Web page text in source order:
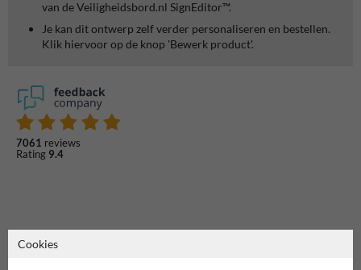
van de Veiligheidsbord.nl SignEditor™.
Je kan dit ontwerp zelf verder personaliseren en bestellen.
Klik hiervoor op de knop 'Bewerk product'.
7061 reviews
Rating 9.4
Cookies